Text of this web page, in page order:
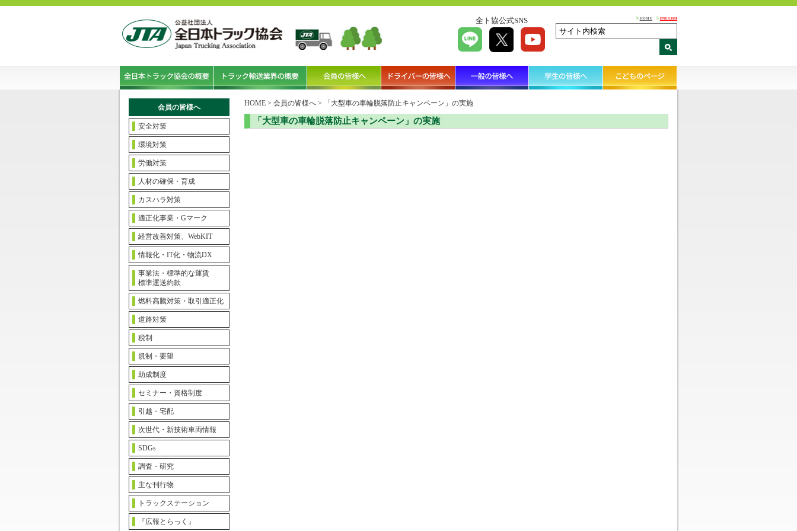
全ト協公式SNS HOME ENGLISH
会員の皆様へ
安全対策
環境対策
労働対策
人材の確保・育成
カスハラ対策
適正化事業・Gマーク
経営改善対策、WebKIT
情報化・IT化・物流DX
事業法・標準的な運賃
標準運送約款
燃料高騰対策・取引適正化
道路対策
税制
規制・要望
助成制度
セミナー・資格制度
引越・宅配
次世代・新技術車両情報
SDGs
調査・研究
主な刊行物
トラックステーション
『広報とらっく』
HOME > 会員の皆様へ > 「大型車の車輪脱落防止キャンペーン」の実施
「大型車の車輪脱落防止キャンペーン」の実施